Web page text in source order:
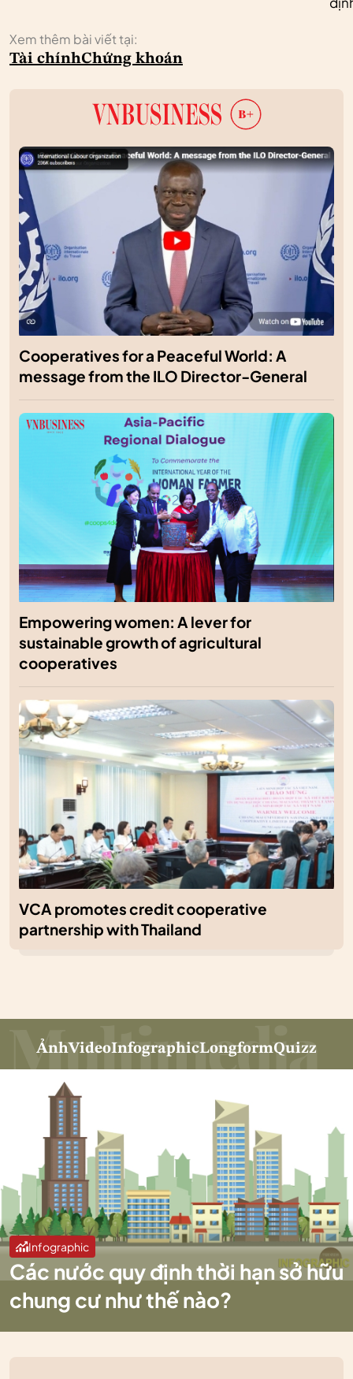
Xem thêm bài viết tại:
Tài chínhChứng khoán
Cooperatives for a Peaceful World: A
message from the ILO Director-General
Empowering women: A lever for
sustainable growth of agricultural
cooperatives
VCA promotes credit cooperative
partnership with Thailand
ẢnhVideoInfographicLongformQuizz
Infographic
Các nước quy định thời hạn sở hữu
chung cư như thế nào?